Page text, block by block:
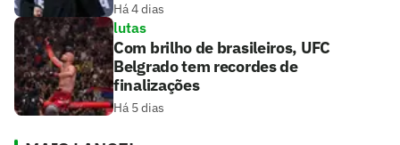
Há 4 dias
lutas
Com brilho de brasileiros, UFC
Belgrado tem recordes de
finalizações
Há 5 dias